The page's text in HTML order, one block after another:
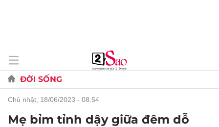
ĐỜI SỐNG
chủ nhật, 18/06/2023 - 08:54
Mẹ bỉm tỉnh dậy giữa đêm dỗ